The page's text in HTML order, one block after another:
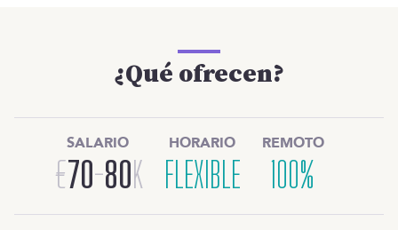
¿Qué ofrecen?
SALARIO
€70-80K
HORARIO
FLEXIBLE
REMOTO
100%